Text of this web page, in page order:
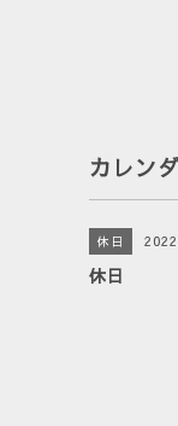
カレン
休日
休日